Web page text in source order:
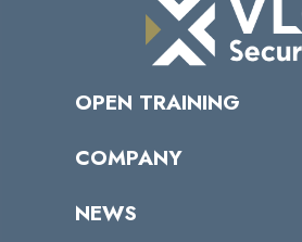
OPEN TRAINING
受講者の声
COMPANY
トップメッセージ
NEWS